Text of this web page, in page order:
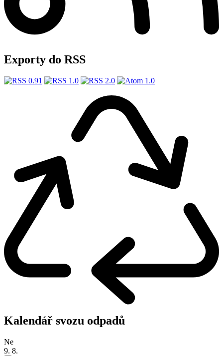
Exporty do RSS
Kalendář svozu odpadů
Ne
9. 8.